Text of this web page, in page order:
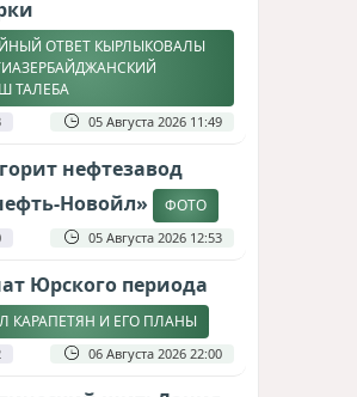
ОТВЕТ КЫРЛЫКОВАЛЫ
ТАЛЕБА
05 Августа 2026 11:49
нефтезавод
Новойл»
ФОТО
05 Августа 2026 12:53
Юрского периода
КАРАПЕТЯН И ЕГО ПЛАНЫ
06 Августа 2026 22:00